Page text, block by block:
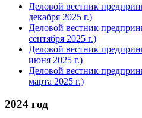
Деловой вестник
декабря 2025 г.)
Деловой вестник
сентября 2025 г.)
Деловой вестник
июня 2025 г.)
Деловой вестник
марта 2025 г.)
2024 год